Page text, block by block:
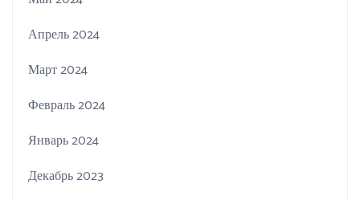
Апрель 2024
Март 2024
Февраль 2024
Январь 2024
Декабрь 2023